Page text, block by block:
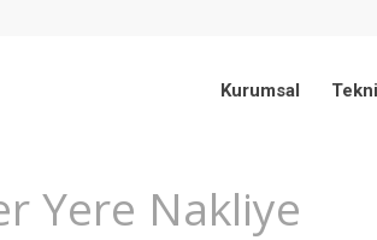
Kurumsal
Yere Nakliye